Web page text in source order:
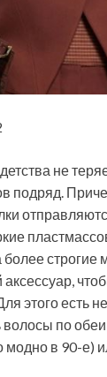
не
подряд.
строгие
этого есть
волосы по
модно в 90-е)